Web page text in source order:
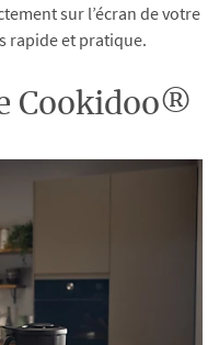
sur l’écran de votre
rapide et pratique.
Cookidoo®